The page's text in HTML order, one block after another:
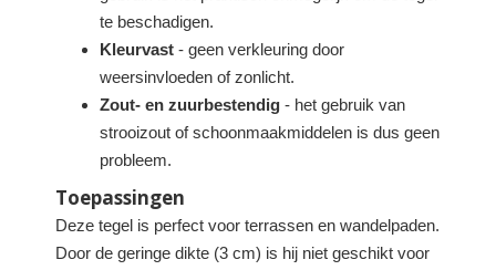
te beschadigen.
Kleurvast - geen verkleuring door
weersinvloeden of zonlicht.
Zout- en zuurbestendig - het gebruik van
strooizout of schoonmaakmiddelen is dus geen
probleem.
Toepassingen
Deze tegel is perfect voor terrassen en wandelpaden.
Door de geringe dikte (3 cm) is hij niet geschikt voor